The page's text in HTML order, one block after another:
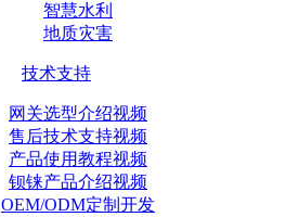
智慧水利
地质灾害
技术支持
网关选型介绍视频
售后技术支持视频
产品使用教程视频
钡铼产品介绍视频
OEM/ODM定制开发